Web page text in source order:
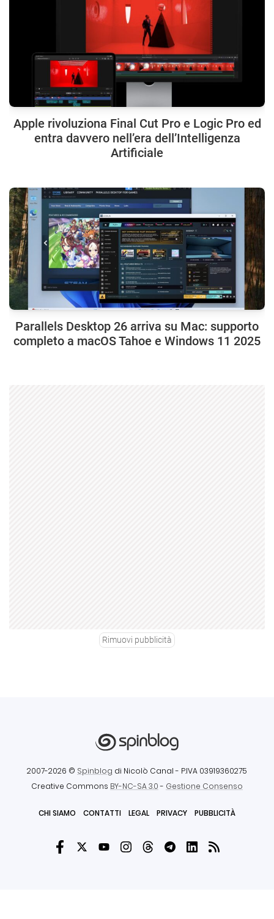
Apple rivoluziona Final Cut Pro e Logic Pro ed
entra davvero nell’era dell’Intelligenza
Artificiale
Parallels Desktop 26 arriva su Mac: supporto
completo a macOS Tahoe e Windows 11 2025
Rimuovi pubblicità
2007-2026 © Spinblog di Nicolò Canal - P.IVA 03919360275
Creative Commons BY-NC-SA 3.0- Gestione Consenso
CHI SIAMO CONTATTI LEGAL PRIVACY PUBBLICITÀ